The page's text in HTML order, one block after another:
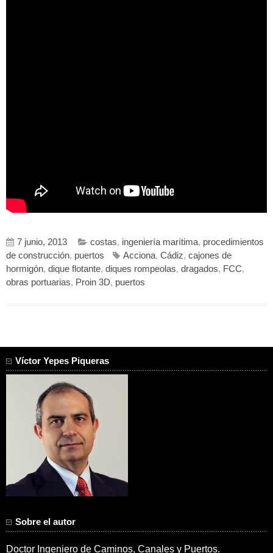
7 junio, 2013 costas, ingeniería marítima, procedimientos
de construcción, puertos Acciona, Cádiz, cajones de
hormigón, dique flotante, diques rompeolas, dragados, FCC,
obras portuarias, Proin 3D, puertos
Víctor Yepes Piqueras
Sobre el autor
Doctor Ingeniero de Caminos, Canales y Puertos.